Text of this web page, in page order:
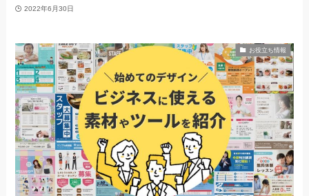
2022年6月30日
お役立ち情報